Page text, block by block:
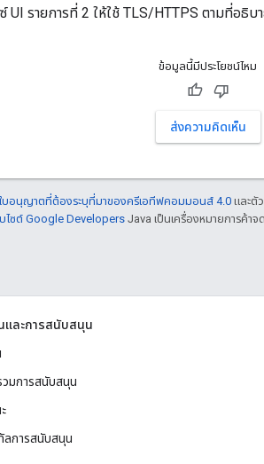
รายการที่ 2 ให้ใช้ TLS/HTTPS ตามที่อธิบา
ข้อมูลนี้มีประโยชน์ไหม
ส่งความคิดเห็น
ใบอนุญาตที่ต้องระบุที่มาของครีเอทีฟคอมมอนส์ 4.0 และตั
ไซต์ Google Developers Java เป็นเครื่องหมายการค้า
และการสนับสนุน
มการสนับสนุน
ลการสนับสนุน